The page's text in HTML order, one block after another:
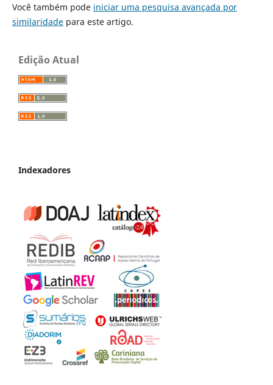
Você também pode iniciar uma pesquisa avançada por
similaridadepara este artigo.
Edição Atual
Indexadores